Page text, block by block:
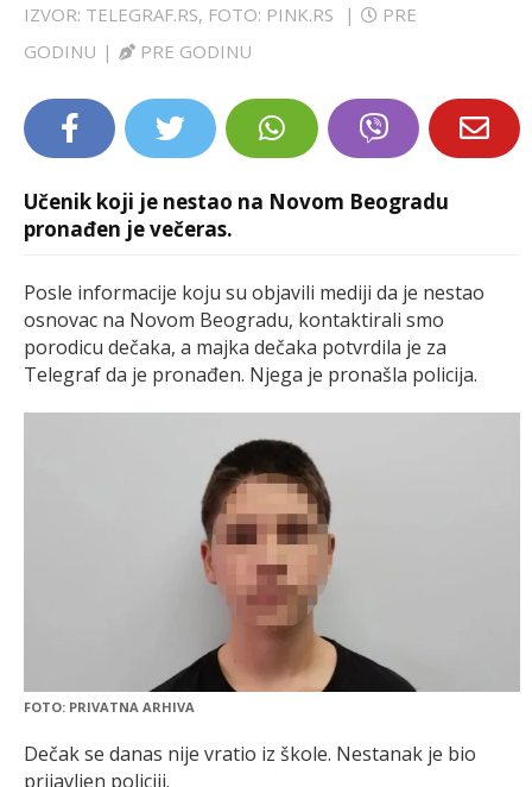
IZVOR: TELEGRAF.RS, FOTO: PINK.RS |
PRE
GODINU | PRE GODINU
Učenik koji je nestao na Novom Beogradu
pronađen je večeras.
Posle informacije koju su objavili mediji da je nestao
osnovac na Novom Beogradu, kontaktirali smo
porodicu dečaka, a majka dečaka potvrdila je za
Telegraf da je pronađen. Njega je pronašla policija.
FOTO: PRIVATNA ARHIVA
Dečak se danas nije vratio iz škole. Nestanak je bio
prijavljen policiji.